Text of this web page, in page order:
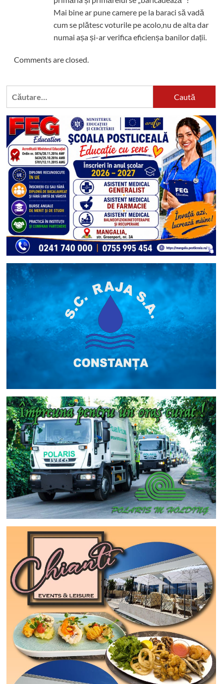
Mai bine ar pune camere pe la baraci să vadă
cum se plătesc voturile pe acolo,nu de alta dar
numai așa și-ar verifica eficienșa banilor dații.
Comments are closed.
Caută